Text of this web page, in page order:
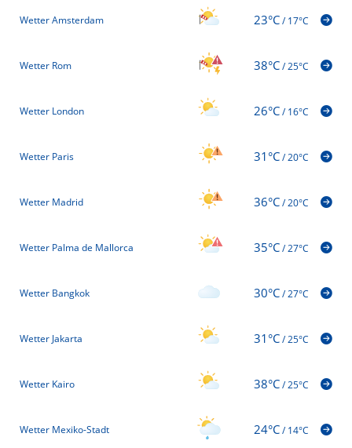
Wetter Amsterdam 23°C/17°C
Wetter Rom 38°C/25°C
Wetter London 26°C/16°C
Wetter Paris 31°C/20°C
Wetter Madrid 36°C/20°C
Wetter Palma de Mallorca 35°C/27°C
Wetter Bangkok 30°C/27°C
Wetter Jakarta 31°C/25°C
Wetter Kairo 38°C/25°C
Wetter Mexiko-Stadt 24°C/14°C